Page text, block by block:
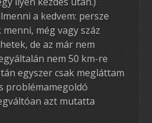
a kedvem: persze
még vagy száz
de az már nem
nem 50 km-re
egyszer csak megláttam
problémamegoldó
azt mutatta